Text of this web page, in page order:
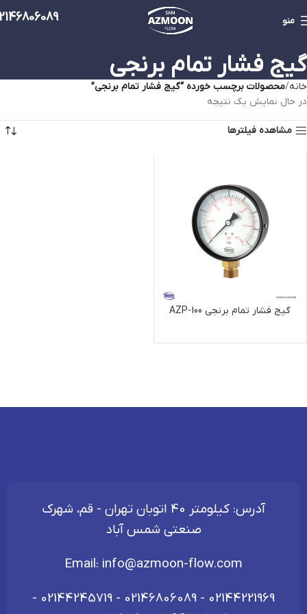
منو
گیج فشار تمام برنجی
خانه محصولات برچسب خورده “گیج فشار تمام برنجی”
در حال نمایش یک نتیجه
مشاهده فیلترها
گیج فشار تمام برنجی AZP-100
آدرس: کیلومتر 40 اتوبان تهران - قم، شهرک
صنعتی شمس آباد
Email: info@azmoon-flow.com
02144221969
-
02146806089
-
02144245719
-